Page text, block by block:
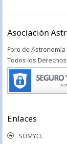
Asociación
Foro de
Todos los
Enlaces
SOMYCE